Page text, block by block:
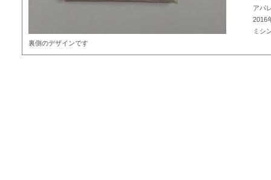
裏側のデザインです
アパ
2016
ミシ